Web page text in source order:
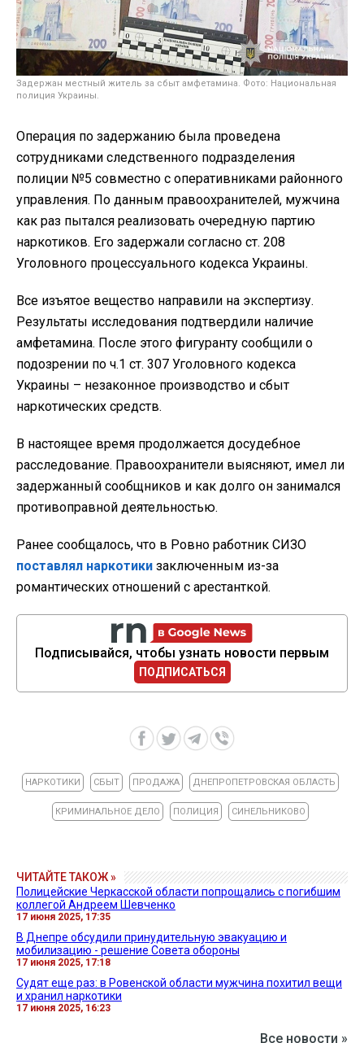
Задержан местный житель за сбыт амфетамина. Фото: Национальная
полиция Украины.
Операция по задержанию была проведена
сотрудниками следственного подразделения
полиции №5 совместно с оперативниками районного
управления. По данным правоохранителей, мужчина
как раз пытался реализовать очередную партию
наркотиков. Его задержали согласно ст. 208
Уголовного процессуального кодекса Украины.
Все изъятое вещество направили на экспертизу.
Результаты исследования подтвердили наличие
амфетамина. После этого фигуранту сообщили о
подозрении по ч.1 ст. 307 Уголовного кодекса
Украины – незаконное производство и сбыт
наркотических средств.
В настоящее время продолжается досудебное
расследование. Правоохранители выясняют, имел ли
задержанный сообщников и как долго он занимался
противоправной деятельностью.
Ранее сообщалось, что в Ровно работник СИЗО
поставлял наркотики заключенным из-за
романтических отношений с арестанткой.
Подписывайся, чтобы узнать новости первым
ПОДПИСАТЬСЯ
НАРКОТИКИ СБЫТ ПРОДАЖА ДНЕПРОПЕТРОВСКАЯ ОБЛАСТЬ
КРИМИНАЛЬНОЕ ДЕЛО ПОЛИЦИЯ СИНЕЛЬНИКОВО
ЧИТАЙТЕ ТАКОЖ »
Полицейские Черкасской области попрощались с погибшим
коллегой Андреем Шевченко
17 июня 2025, 17:35
В Днепре обсудили принудительную эвакуацию и
мобилизацию - решение Совета обороны
17 июня 2025, 17:18
Судят еще раз: в Ровенской области мужчина похитил вещи
и хранил наркотики
17 июня 2025, 16:23
Все новости »